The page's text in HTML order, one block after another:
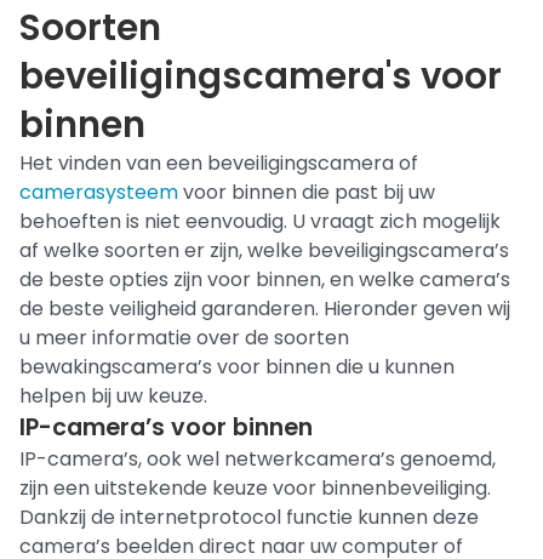
Soorten
beveiligingscamera's voor
binnen
Het vinden van een beveiligingscamera of
camerasysteemvoor binnen die past bij uw
behoeften is niet eenvoudig. U vraagt zich mogelijk
af welke soorten er zijn, welke beveiligingscamera’s
de beste opties zijn voor binnen, en welke camera’s
de beste veiligheid garanderen. Hieronder geven wij
u meer informatie over de soorten
bewakingscamera’s voor binnen die u kunnen
helpen bij uw keuze.
IP-camera’s voor binnen
IP-camera’s, ook wel netwerkcamera’s genoemd,
zijn een uitstekende keuze voor binnenbeveiliging.
Dankzij de internetprotocol functie kunnen deze
camera’s beelden direct naar uw computer of